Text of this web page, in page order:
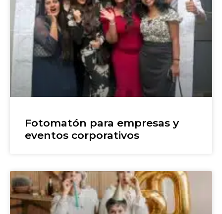
Fotomatón para empresas y
eventos corporativos